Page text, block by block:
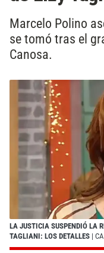
Marcelo Polino
se tomó tras el
Canosa.
LA JUSTICIA SUSPENDIÓ LA
TAGLIANI: LOS DETALLES |